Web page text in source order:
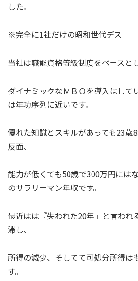
した。
※完全に1社だけの昭和世代デス
当社は職能資格等級制度をベースと
ダイナミックなＭＢＯを導入はして
は年功序列に近いです。
優れた知識とスキルがあっても23歳
反面、
能力が低くても50歳で300万円には
のサラリーマン年収です。
最近はは『失われた20年』と言われ
滞し、
所得の減少、そしてて可処分所得は
す。